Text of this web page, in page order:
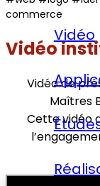
Vidéo
commerce
Vidéo
Vidéo de
Maîtres
Cette vidéo